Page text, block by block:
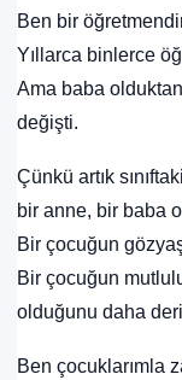
Ben bir
Yıllarca binlerce
Ama baba
değişti.
Çünkü artık
bir anne, bir baba
Bir çocuğun
Bir çocuğun
olduğunu daha
Ben çocuklarımla